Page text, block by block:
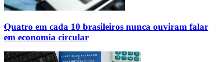
Quatro em cada 10 brasileiros nunca ouviram falar
em economia circular